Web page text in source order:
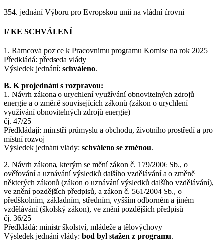
354. jednání Výboru pro Evropskou unii na vládní úrovni
I/ KE SCHVÁLENÍ
1. Rámcová pozice k Pracovnímu programu Komise na rok 2025
Předkládá: předseda vlády
Výsledek jednání: schváleno.
B. K projednání s rozpravou:
1. Návrh zákona o urychlení využívání obnovitelných zdrojů
energie a o změně souvisejících zákonů (zákon o urychlení
využívání obnovitelných zdrojů energie)
čj. 47/25
Předkládají: ministři průmyslu a obchodu, životního prostředí a pro
místní rozvoj
Výsledek jednání vlády: schváleno se změnou.
2. Návrh zákona, kterým se mění zákon č. 179/2006 Sb., o
ověřování a uznávání výsledků dalšího vzdělávání a o změně
některých zákonů (zákon o uznávání výsledků dalšího vzdělávání),
ve znění pozdějších předpisů, a zákon č. 561/2004 Sb., o
předškolním, základním, středním, vyšším odborném a jiném
vzdělávání (školský zákon), ve znění pozdějších předpisů
čj. 36/25
Předkládá: ministr školství, mládeže a tělovýchovy
Výsledek jednání vlády: bod byl stažen z programu.